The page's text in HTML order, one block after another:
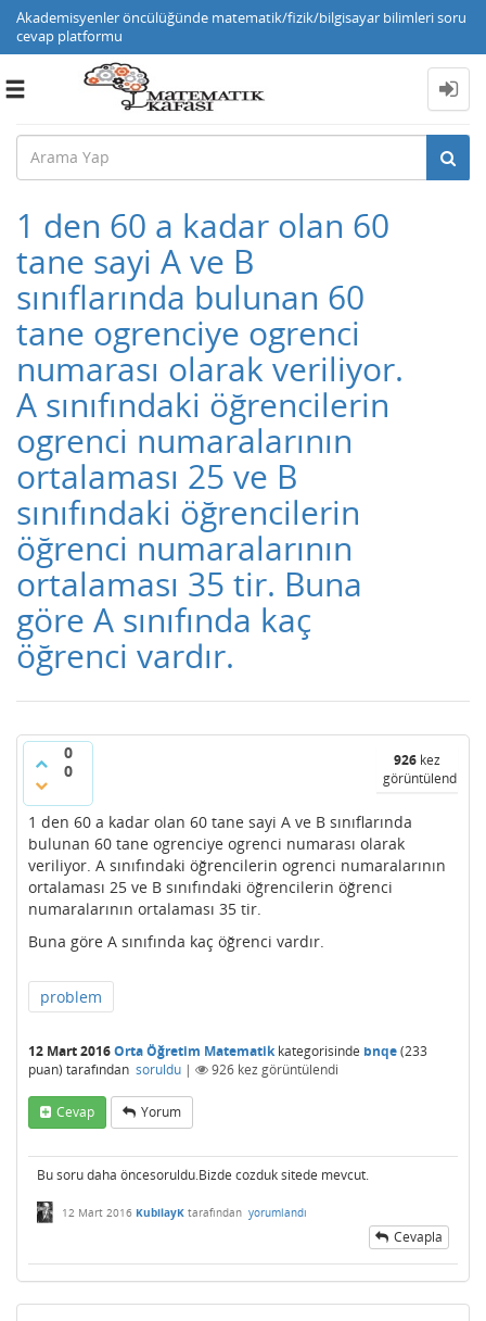
Akademisyenler öncülüğünde matematik/fizik/bilgisayar bilimleri soru
cevap platformu
Toggle
1 den 60 a kadar olan 60
tane sayi A ve B
sınıflarında bulunan 60
tane ogrenciye ogrenci
numarası olarak veriliyor.
A sınıfındaki öğrencilerin
ogrenci numaralarının
ortalaması 25 ve B
sınıfındaki öğrencilerin
öğrenci numaralarının
ortalaması 35 tir. Buna
göre A sınıfında kaç
öğrenci vardır.
0
0
926 kez
görüntülendi
1 den 60 a kadar olan 60 tane sayi A ve B sınıflarında
bulunan 60 tane ogrenciye ogrenci numarası olarak
veriliyor. A sınıfındaki öğrencilerin ogrenci numaralarının
ortalaması 25 ve B sınıfındaki öğrencilerin öğrenci
numaralarının ortalaması 35 tir.
Buna göre A sınıfında kaç öğrenci vardır.
problem
12 Mart 2016Orta Öğretim Matematikkategorisinde bnqe(233
puan) tarafından soruldu | 926 kez görüntülendi
Cevap Yorum
Bu soru daha öncesoruldu.Bizde cozduk sitede mevcut.
12 Mart 2016 KubilayK tarafından yorumlandı
Cevapla